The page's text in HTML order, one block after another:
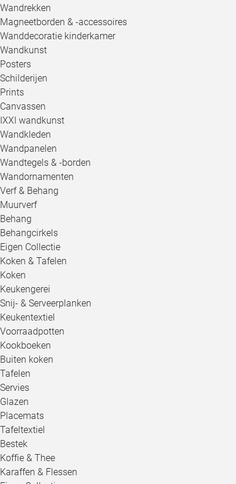
Wandrekken
Magneetborden & -accessoires
Wanddecoratie kinderkamer
Wandkunst
Posters
Schilderijen
Prints
Canvassen
IXXI wandkunst
Wandkleden
Wandpanelen
Wandtegels & -borden
Wandornamenten
Verf & Behang
Muurverf
Behang
Behangcirkels
Eigen Collectie
Koken & Tafelen
Koken
Keukengerei
Snij- & Serveerplanken
Keukentextiel
Voorraadpotten
Kookboeken
Buiten koken
Tafelen
Servies
Glazen
Placemats
Tafeltextiel
Bestek
Koffie & Thee
Karaffen & Flessen